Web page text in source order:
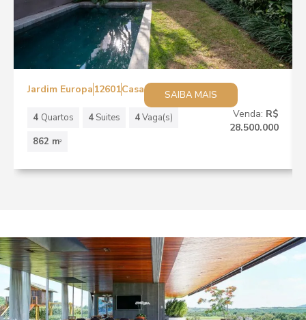
Jardim Europa 12601Casa
SAIBA MAIS
4 Quartos 4 Suites 4Vaga(s)
862 m2
Venda: R$
28.500.000